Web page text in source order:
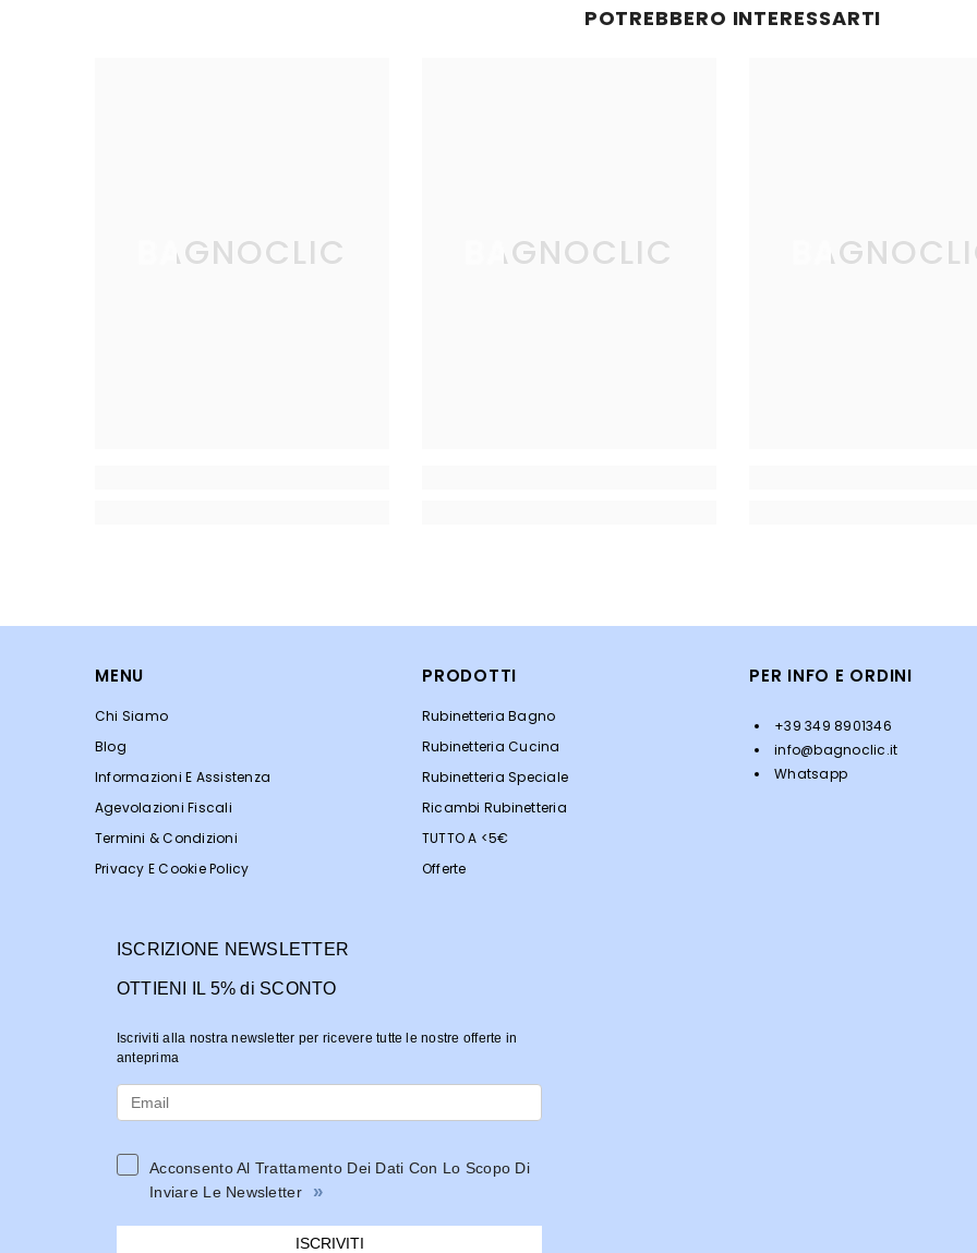
POTREBBERO INTERESSARTI
BAGNOCLIC BAGNOCLIC
MENU
Chi Siamo
Blog
Informazioni E Assistenza
Agevolazioni Fiscali
Termini & Condizioni
Privacy E Cookie Policy
PRODOTTI
Rubinetteria Bagno
Rubinetteria Cucina
Rubinetteria Speciale
Ricambi Rubinetteria
TUTTO A <5€
Offerte
PER INFO E ORDINI
+39 349 8901346
info@bagnoclic.it
Whatsapp
ISCRIZIONE NEWSLETTER
OTTIENI IL 5% di SCONTO
Iscriviti alla nostra newsletter per ricevere tutte le nostre offerte in
anteprima
Acconsento Al Trattamento Dei Dati Con Lo Scopo Di
Inviare Le Newsletter
»
ISCRIVITI